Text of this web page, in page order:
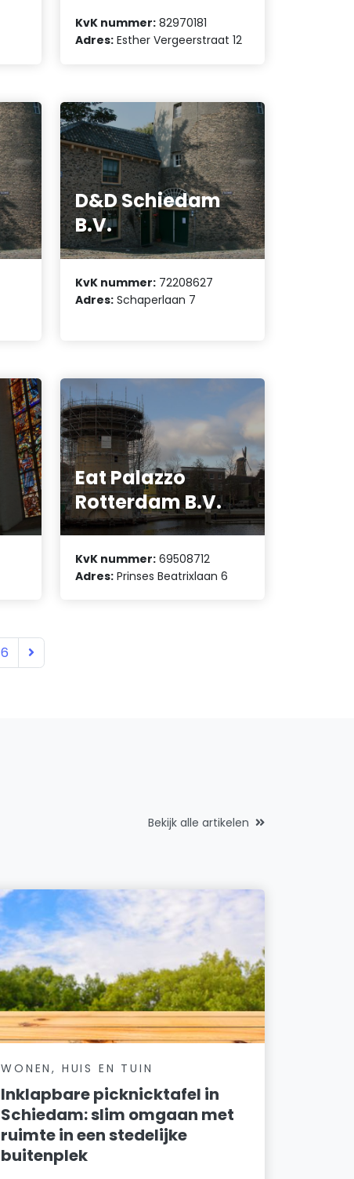
KvK nummer: 82970181
Adres: Esther Vergeerstraat 12
D&D Schiedam
B.V.
KvK nummer: 72208627
Adres: Schaperlaan 7
Eat Palazzo
Rotterdam B.V.
KvK nummer: 69508712
Adres: Prinses Beatrixlaan 6
6
Bekijk alle artikelen
WONEN, HUIS EN TUIN
Inklapbare picknicktafel in
Schiedam: slim omgaan met
ruimte in een stedelijke
buitenplek